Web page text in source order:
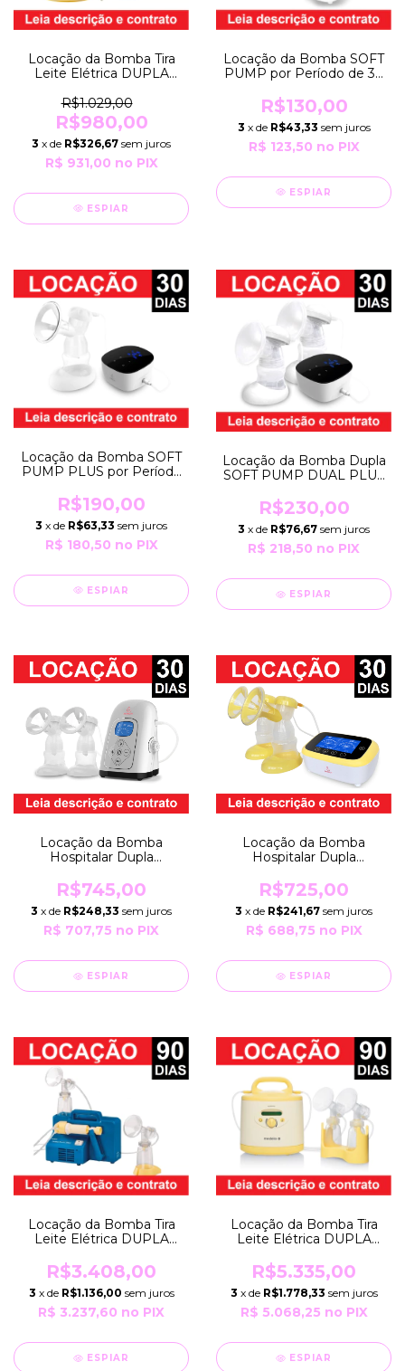
Locação da Bomba Tira
Leite Elétrica DUPLA
por 30 Dias EXTRATORA
Bivolt Robusta
Profissional Medela
R$1.029,00
R$980,00
3 x de R$326,67 sem juros
R$ 931,00 no PIX
ESPIAR
Locação da Bomba SOFT
PUMP por Período de 30
Elétrico BIVOLT Horigen
R$130,00
3 x de R$43,33 sem juros
R$ 123,50 no PIX
ESPIAR
Locação da Bomba SOFT
PUMP PLUS por Período
Leite Elétrico BIVOLT
Horigen
R$190,00
3 x de R$63,33 sem juros
R$ 180,50 no PIX
ESPIAR
Locação da Bomba Dupla
SOFT PUMP DUAL PLUS
EXTRATOR Tira Leite
Elétrico BIVOLT Horigen
R$230,00
3 x de R$76,67 sem juros
R$ 218,50 no PIX
ESPIAR
Locação da Bomba
Hospitalar Dupla
Período de 90 Dias
EXTRATOR Tira Leite
Elétrico BIVOLT Horigen
R$745,00
3 x de R$248,33 sem juros
R$ 707,75 no PIX
ESPIAR
Locação da Bomba
Hospitalar Dupla
por Período de 90 Dias
EXTRATOR Tira Leite
Elétrico BIVOLT Horigen
R$725,00
3 x de R$241,67 sem juros
R$ 688,75 no PIX
ESPIAR
Locação da Bomba Tira
Leite Elétrica DUPLA
PLUS por 90 Dias
EXTRATORA Bivolt
Robusta Prof Medela
R$3.408,00
3 x de R$1.136,00 sem juros
R$ 3.237,60 no PIX
ESPIAR
Locação da Bomba Tira
Leite Elétrica DUPLA
SYMPHONY por 90 Dias
EXTRATORA Bivolt
Robusta Prof Medela
R$5.335,00
3 x de R$1.778,33 sem juros
R$ 5.068,25 no PIX
ESPIAR